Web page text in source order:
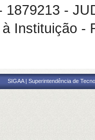
1879213 -
Instituição -
SIGAA | Superintendência de